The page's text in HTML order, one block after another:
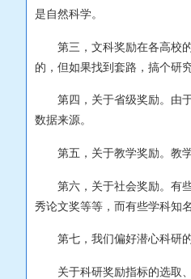
是自然科学。
第三，文科奖励在各高校
的，但如果找到套路，搞个研
第四，关于省级奖励。由
数据来源。
第五，关于教学奖励。教
第六，关于社会奖励。有
秀论文奖等等，而有些学科知
第七，我们偏好潜心科研
关于科研奖励指标的选取